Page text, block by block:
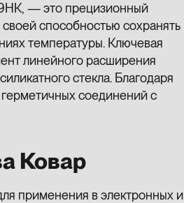
— это прецизионный
способностью сохранять
температуры. Ключевая
линейного расширения
стекла. Благодаря
соединений с
Ковар
применения в электронных и